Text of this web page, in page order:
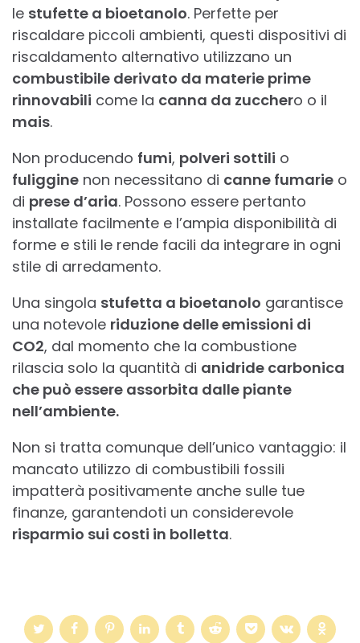
le stufette a bioetanolo. Perfette per
riscaldare piccoli ambienti, questi dispositivi di
riscaldamento alternativo utilizzano un
combustibile derivato da materie prime
rinnovabili come la canna da zucchero o il
mais.
Non producendo fumi, polveri sottili o
fuliggine non necessitano di canne fumarie o
di prese d’aria. Possono essere pertanto
installate facilmente e l’ampia disponibilità di
forme e stili le rende facili da integrare in ogni
stile di arredamento.
Una singola stufetta a bioetanolo garantisce
una notevole riduzione delle emissioni di
CO2, dal momento che la combustione
rilascia solo la quantità di anidride carbonica
che può essere assorbita dalle piante
nell’ambiente.
Non si tratta comunque dell’unico vantaggio: il
mancato utilizzo di combustibili fossili
impatterà positivamente anche sulle tue
finanze, garantendoti un considerevole
risparmio sui costi in bolletta.